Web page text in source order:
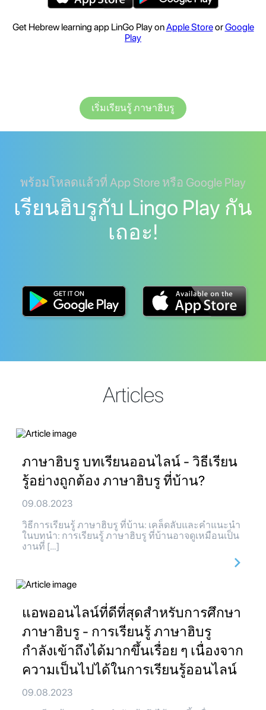
Get Hebrew learning app LinGo Play onApple StoreorGoogle
Play
เริ่มเรียนรู้ ภาษาฮิบรู
พร้อมโหลดแล้วที่ App Store หรือ Google Play
เรียนฮิบรูกับ Lingo Play กัน
เถอะ!
Articles
ภาษาฮิบรู บทเรียนออนไลน์ - วิธีเรียน
รู้อย่างถูกต้อง ภาษาฮิบรู ที่บ้าน?
09.08.2023
วิธีการเรียนรู้ ภาษาฮิบรู ที่บ้าน: เคล็ดลับและคำแนะนำ
ในบทนำ: การเรียนรู้ ภาษาฮิบรู ที่บ้านอาจดูเหมือนเป็น
งานที่ […]
แอพออนไลน์ที่ดีที่สุดสำหรับการศึกษา
ภาษาฮิบรู - การเรียนรู้ ภาษาฮิบรู
กำลังเข้าถึงได้มากขึ้นเรื่อย ๆ เนื่องจาก
ความเป็นไปได้ในการเรียนรู้ออนไลน์
09.08.2023